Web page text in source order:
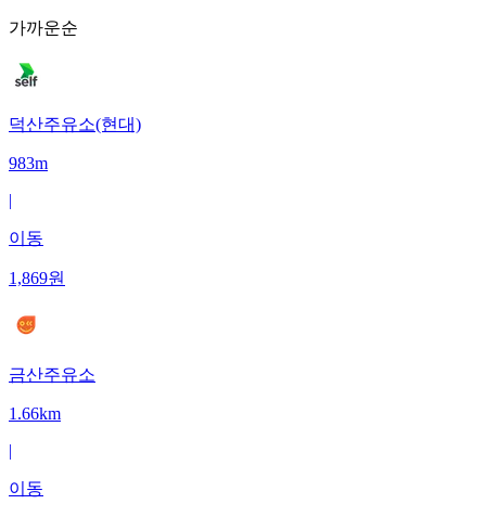
가까운순
덕산주유소(현대)
983m
|
이동
1,869원
금산주유소
1.66km
|
이동